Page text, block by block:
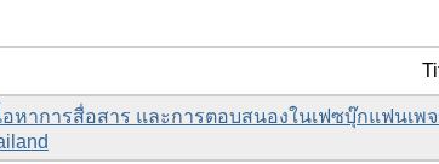
อหาการสื่อสาร และการตอบสนองในเฟซบุ๊กแฟนเ